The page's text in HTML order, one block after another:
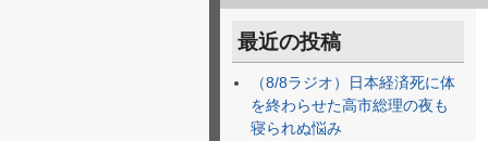
最近の投稿
（8/8ラジオ）日本経済死に体
を終わらせた高市総理の夜も
寝られぬ悩み